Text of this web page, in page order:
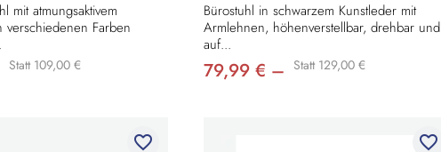
mit atmungsaktivem
Farben
Statt 109,00 €
Bürostuhl in schwarzem Kunstleder mit
Armlehnen, höhenverstellbar, drehbar und
auf...
79,99 € – Statt 129,00 €
favorite_border favorite_border